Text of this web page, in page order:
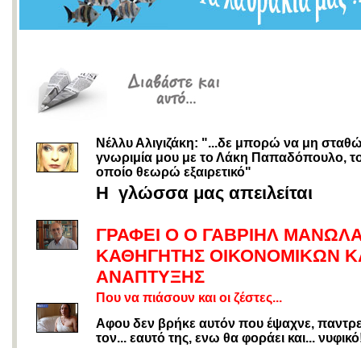
Νέλλυ Αλιγιζάκη: "...δε μπορώ να μη
γνωριμία μου με το Λάκη Παπαδόπουλο,
οποίο θεωρώ εξαιρετικό"
Η γλώσσα μας απειλείται
ΓΡΑΦΕΙ Ο Ο ΓΑΒΡΙΗΛ
ΚΑΘΗΓΗΤΗΣ ΟΙΚΟΝΟΜΙΚΩΝ
ΑΝΑΠΤΥΞΗΣ
Που να πιάσουν και οι ζέστες...
Αφου δεν βρήκε αυτόν που έψαχνε,
τον... εαυτό της, ενω θα φοράει και...